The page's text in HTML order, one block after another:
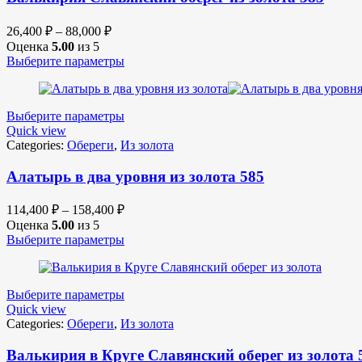
26,400 ₽ – 88,000 ₽
Оценка 5.00 из 5
Выберите параметры
Выберите параметры
Quick view
Categories: Обереги, Из золота
Алатырь в два уровня из золота 585
114,400 ₽ – 158,400 ₽
Оценка 5.00 из 5
Выберите параметры
Выберите параметры
Quick view
Categories: Обереги, Из золота
Валькирия в Круге Славянский оберег из золота